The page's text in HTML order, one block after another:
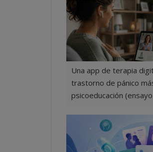
Una app de terapia
trastorno de pánico
psicoeducación